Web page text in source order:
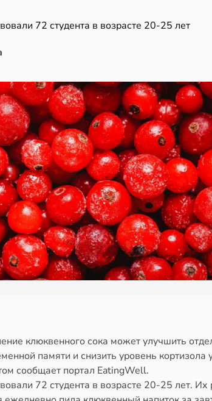
72 студента в возрасте 20-25 лет
клюквенного сока может улучшить
памяти и снизить уровень кортизола
сообщает портал EatingWell.
72 студента в возрасте 20-25 лет. Их